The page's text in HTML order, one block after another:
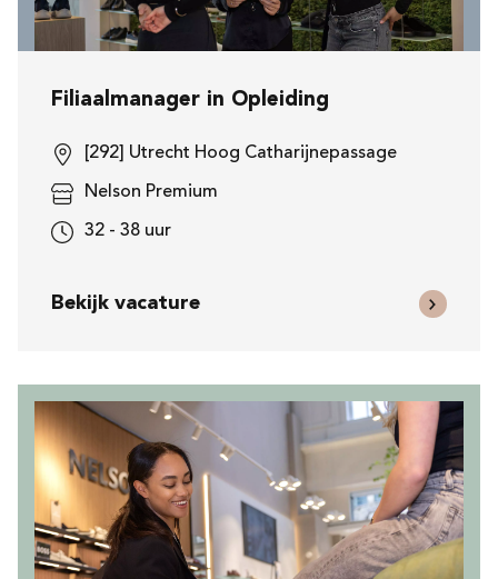
Filiaalmanager in Opleiding
[292] Utrecht Hoog Catharijnepassage
Nelson Premium
32 - 38 uur
Bekijk vacature